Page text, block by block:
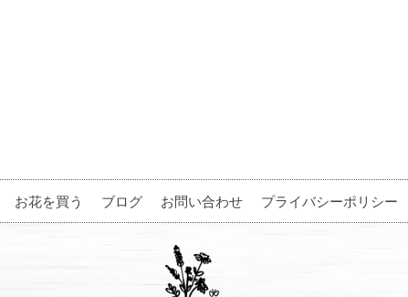
お花を買う ブログ お問い合わせ プライバシーポリシー